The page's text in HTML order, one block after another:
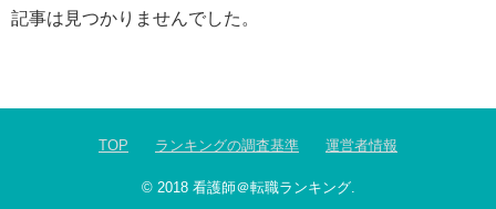
記事は見つかりませんでした。
TOP ランキングの調査基準 運営者情報
© 2018 看護師＠転職ランキング.